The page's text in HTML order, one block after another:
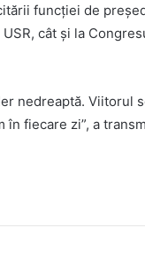
funcției de
cât și la
nedreaptă. Viitorul
fiecare zi”, a